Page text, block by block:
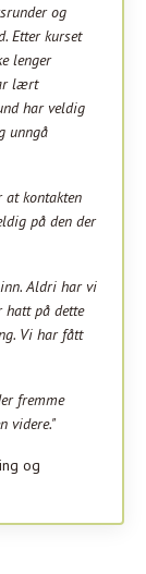
og
Etter kurset
lenger
lært
har veldig
unngå
at kontakten
på den der
Aldri har vi
hatt på dette
Vi har fått
fremme
videre."
og